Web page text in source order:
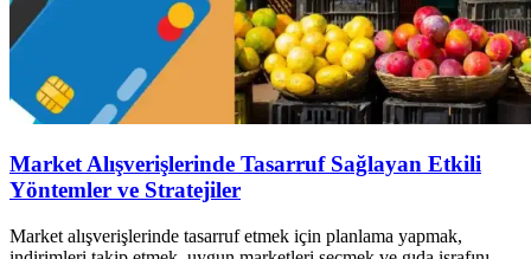
Market Alışverişlerinde Tasarruf Sağlayan Etkili
Yöntemler ve Stratejiler
Market alışverişlerinde tasarruf etmek için planlama yapmak,